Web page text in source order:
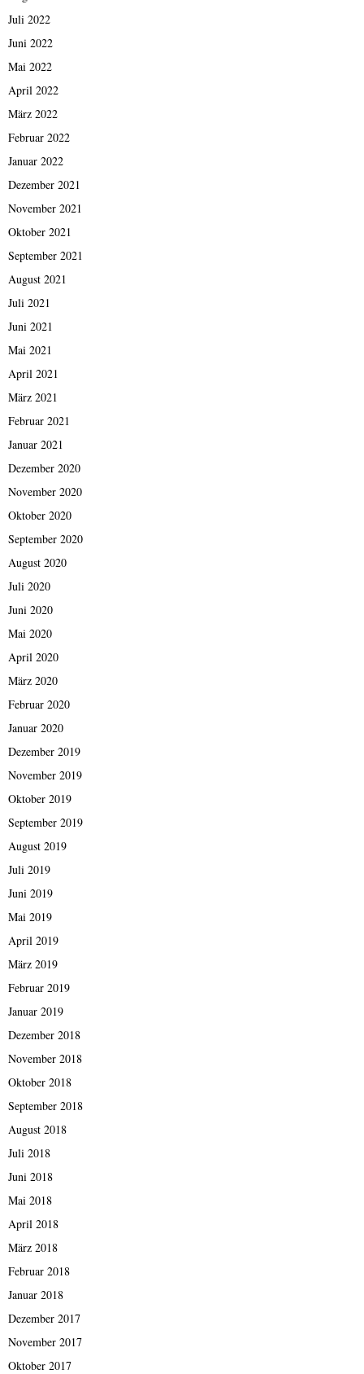
Juli 2022
Juni 2022
Mai 2022
April 2022
März 2022
Februar 2022
Januar 2022
Dezember 2021
November 2021
Oktober 2021
September 2021
August 2021
Juli 2021
Juni 2021
Mai 2021
April 2021
März 2021
Februar 2021
Januar 2021
Dezember 2020
November 2020
Oktober 2020
September 2020
August 2020
Juli 2020
Juni 2020
Mai 2020
April 2020
März 2020
Februar 2020
Januar 2020
Dezember 2019
November 2019
Oktober 2019
September 2019
August 2019
Juli 2019
Juni 2019
Mai 2019
April 2019
März 2019
Februar 2019
Januar 2019
Dezember 2018
November 2018
Oktober 2018
September 2018
August 2018
Juli 2018
Juni 2018
Mai 2018
April 2018
März 2018
Februar 2018
Januar 2018
Dezember 2017
November 2017
Oktober 2017